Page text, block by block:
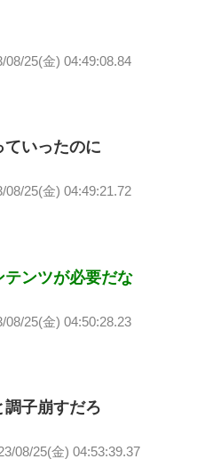
08/25(金) 04:49:08.84
ていったのに
08/25(金) 04:49:21.72
ンツが必要だな
08/25(金) 04:50:28.23
調子崩すだろ
08/25(金) 04:53:39.37